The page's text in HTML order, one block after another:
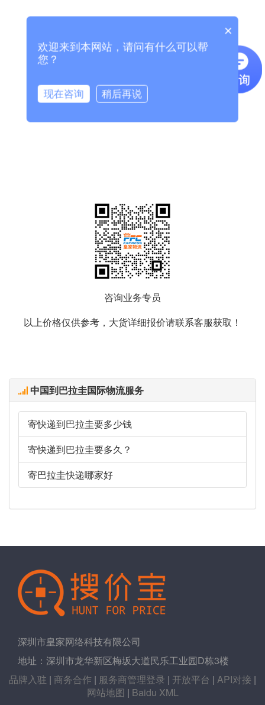
咨询业务专员
以上价格仅供参考，大货详细报价请联系客服获取！
中国到巴拉圭国际物流服务
寄快递到巴拉圭要多少钱
寄快递到巴拉圭要多久？
寄巴拉圭快递哪家好
深圳市皇家网络科技有限公司
地址：深圳市龙华新区梅坂大道民乐工业园D栋3楼
品牌入驻 | 商务合作 | 服务商管理登录 | 开放平台 | API对接 |
网站地图 | Baidu XML
×
欢迎来到本网站，请问有什么可以帮
您？
现在咨询 稍后再说